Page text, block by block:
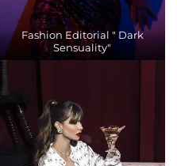
Fashion Editorial " Dark
Sensuality"